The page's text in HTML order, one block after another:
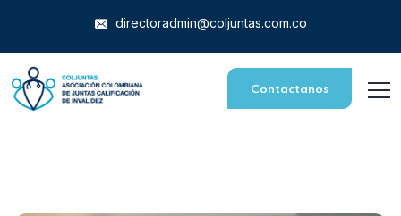
directoradmin@coljuntas.com.co
Contactanos